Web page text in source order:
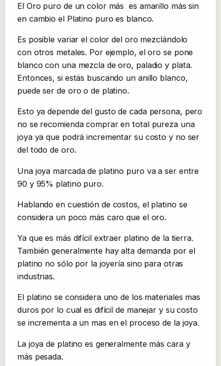
El Oro puro de un color más es amarillo más sin
en cambio el Platino puro es blanco.
Es posible variar el color del oro mezclándolo
con otros metales. Por ejemplo, el oro se pone
blanco con una mezcla de oro, paladio y plata.
Entonces, si estás buscando un anillo blanco,
puede ser de oro o de platino.
Esto ya depende del gusto de cada persona, pero
no se recomienda comprar en total pureza una
joya ya que podrá incrementar su costo y no ser
del todo de oro.
Una joya marcada de platino puro va a ser entre
90 y 95% platino puro.
Hablando en cuestión de costos, el platino se
considera un poco más caro que el oro.
Ya que es más difícil extraer platino de la tierra.
También generalmente hay alta demanda por el
platino no sólo por la joyería sino para otras
industrias.
El platino se considera uno de los materiales mas
duros por lo cual es difícil de manejar y su costo
se incrementa a un mas en el proceso de la joya.
La joya de platino es generalmente más cara y
más pesada.